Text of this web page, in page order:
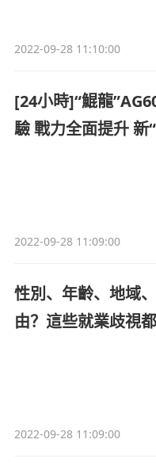
2022-09-28 11:10:00
[24小時]“鯤龍
驗 戰力全面提升 新
2022-09-28 11:09:00
性別、年齡、地域
由？這些就業歧視都
2022-09-28 11:09:00